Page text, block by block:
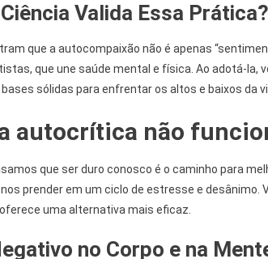
Valida Essa Prática?
que a autocompaixão não é apenas
que une saúde mental e física. Ao adotá-la,
sólidas para enfrentar os altos e baixos da
autocrítica não
que ser duro conosco é o caminho para
prender em um ciclo de estresse e
uma alternativa mais eficaz.
no Corpo e na